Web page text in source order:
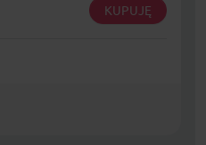
KUPUJĘ